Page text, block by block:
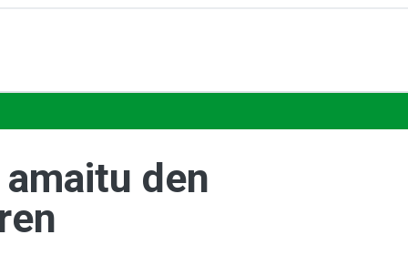
den